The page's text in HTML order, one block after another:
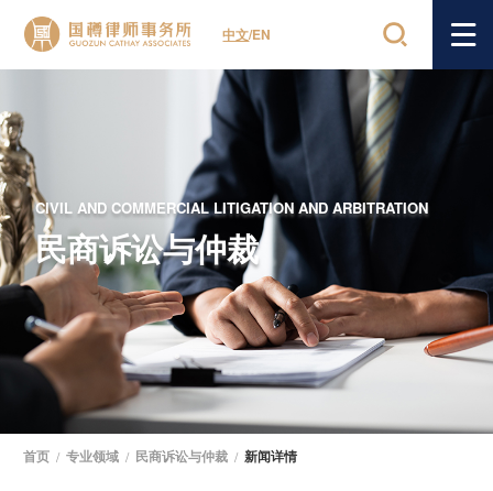
中文/EN
CIVIL AND COMMERCIAL LITIGATION AND ARBITRATION
民商诉讼与仲裁
首页 / 专业领域 / 民商诉讼与仲裁 / 新闻详情